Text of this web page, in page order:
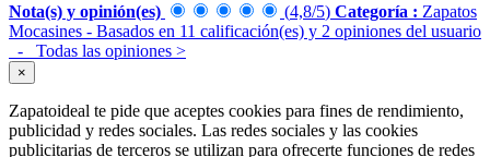
Nota(s) y opinión(es)
(4,8/5) Categoría : Zapatos
Mocasines - Basados en 11 calificación(es) y 2 opiniones del usuario
- Todas las opiniones >
×
Zapatoideal te pide que aceptes cookies para fines de rendimiento,
publicidad y redes sociales. Las redes sociales y las cookies
publicitarias de terceros se utilizan para ofrecerte funciones de redes